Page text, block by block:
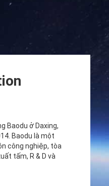
Baodu ở Daxing,
Baodu là một
công nghiệp, tòa
tấm, R & D và